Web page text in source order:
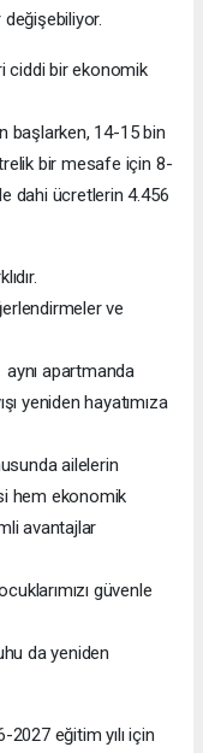
ciddi bir ekonomik
başlarken, 14-15 bin
bir mesafe için 8-
dahi ücretlerin 4.456
ve
apartmanda
yeniden hayatımıza
ailelerin
hem ekonomik
avantajlar
güvenle
da yeniden
2027 eğitim yılı için